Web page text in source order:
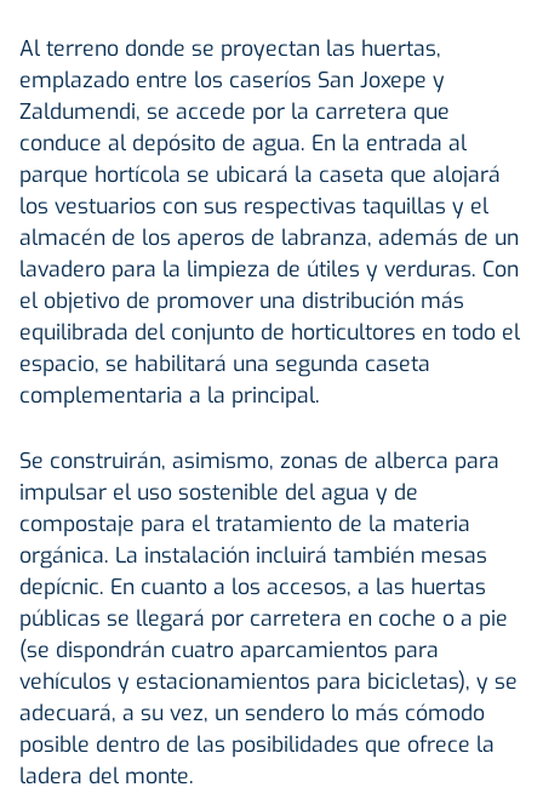
Al terreno donde se proyectan las huertas,
emplazado entre los caseríos San Joxepe y
Zaldumendi, se accede por la carretera que
conduce al depósito de agua. En la entrada al
parque hortícola se ubicará la caseta que alojará
los vestuarios con sus respectivas taquillas y el
almacén de los aperos de labranza, además de un
lavadero para la limpieza de útiles y verduras. Con
el objetivo de promover una distribución más
equilibrada del conjunto de horticultores en todo el
espacio, se habilitará una segunda caseta
complementaria a la principal.
Se construirán, asimismo, zonas de alberca para
impulsar el uso sostenible del agua y de
compostaje para el tratamiento de la materia
orgánica. La instalación incluirá también mesas
depícnic. En cuanto a los accesos, a las huertas
públicas se llegará por carretera en coche o a pie
(se dispondrán cuatro aparcamientos para
vehículos y estacionamientos para bicicletas), y se
adecuará, a su vez, un sendero lo más cómodo
posible dentro de las posibilidades que ofrece la
ladera del monte.